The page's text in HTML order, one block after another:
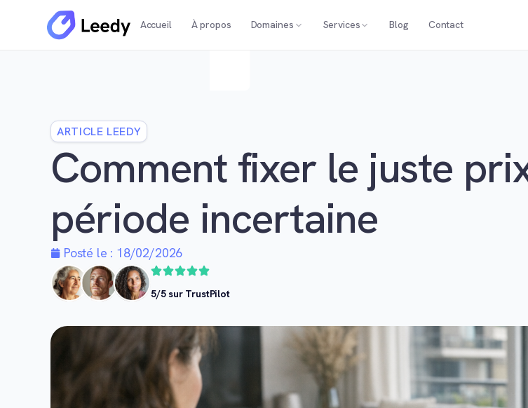
Accueil À propos Domaines Services Blog Contact
ARTICLE LEEDY
Comment fixer le juste
période incertaine
Posté le : 18/02/2026
5/5 sur TrustPilot